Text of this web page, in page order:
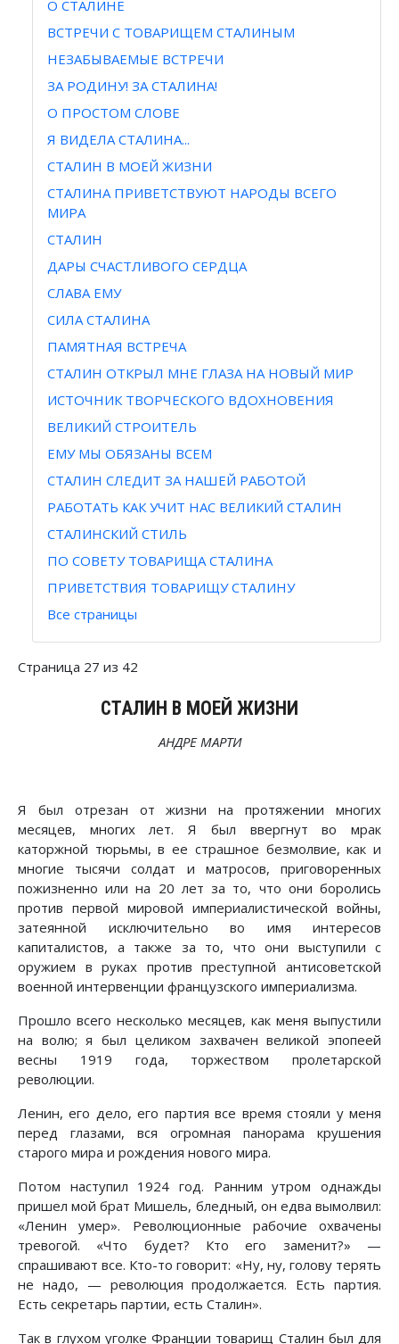
О СТАЛИНЕ
ВСТРЕЧИ С ТОВАРИЩЕМ СТАЛИНЫМ
НЕЗАБЫВАЕМЫЕ ВСТРЕЧИ
ЗА РОДИНУ! ЗА СТАЛИНА!
О ПРОСТОМ СЛОВЕ
Я ВИДЕЛА СТАЛИНА...
СТАЛИН В МОЕЙ ЖИЗНИ
СТАЛИНА ПРИВЕТСТВУЮТ НАРОДЫ ВСЕГО
МИРА
СТАЛИН
ДАРЫ СЧАСТЛИВОГО СЕРДЦА
СЛАВА ЕМУ
СИЛА СТАЛИНА
ПАМЯТНАЯ ВСТРЕЧА
СТАЛИН ОТКРЫЛ МНЕ ГЛАЗА НА НОВЫЙ МИР
ИСТОЧНИК ТВОРЧЕСКОГО ВДОХНОВЕНИЯ
ВЕЛИКИЙ СТРОИТЕЛЬ
ЕМУ МЫ ОБЯЗАНЫ ВСЕМ
СТАЛИН СЛЕДИТ ЗА НАШЕЙ РАБОТОЙ
РАБОТАТЬ КАК УЧИТ НАС ВЕЛИКИЙ СТАЛИН
СТАЛИНСКИЙ СТИЛЬ
ПО СОВЕТУ ТОВАРИЩА СТАЛИНА
ПРИВЕТСТВИЯ ТОВАРИЩУ СТАЛИНУ
Все страницы
Страница 27 из 42
СТАЛИН В МОЕЙ ЖИЗНИ
АНДРЕ МАРТИ
Я был отрезан от жизни на протяжении многих
месяцев, многих лет. Я был ввергнут во мрак
каторжной тюрьмы, в ее страшное безмолвие, как и
многие тысячи солдат и матросов, приговоренных
пожизненно или на 20 лет за то, что они боролись
против первой мировой империалистической войны,
затеянной исключительно во имя интересов
капиталистов, а также за то, что они выступили с
оружием в руках против преступной антисоветской
военной интервенции французского империализма.
Прошло всего несколько месяцев, как меня выпустили
на волю; я был целиком захвачен великой эпопеей
весны 1919 года, торжеством пролетарской
революции.
Ленин, его дело, его партия все время стояли у меня
перед глазами, вся огромная панорама крушения
старого мира и рождения нового мира.
Потом наступил 1924 год. Ранним утром однажды
пришел мой брат Мишель, бледный, он едва вымолвил:
«Ленин умер». Революционные рабочие охвачены
тревогой. «Что будет? Кто его заменит?» —
спрашивают все. Кто-то говорит: «Ну, ну, голову терять
не надо, — революция продолжается. Есть партия.
Есть секретарь партии, есть Сталин».
Так в глухом уголке Франции товарищ Сталин был для